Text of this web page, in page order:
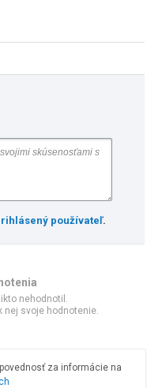
používateľ.
nehodnotil.
nej svoje hodnotenie.
za informácie na